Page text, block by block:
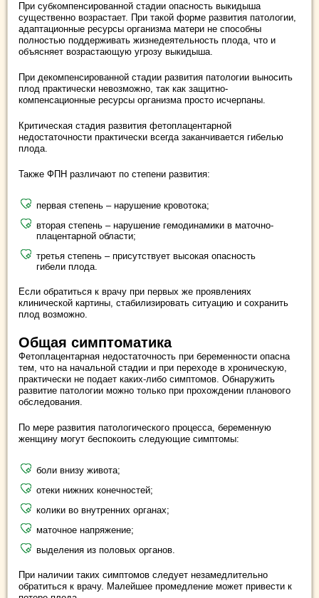
При субкомпенсированной стадии опасность выкидыша
существенно возрастает. При такой форме развития патологии,
адаптационные ресурсы организма матери не способны
полностью поддерживать жизнедеятельность плода, что и
объясняет возрастающую угрозу выкидыша.
При декомпенсированной стадии развития патологии выносить
плод практически невозможно, так как защитно-
компенсационные ресурсы организма просто исчерпаны.
Критическая стадия развития фетоплацентарной
недостаточности практически всегда заканчивается гибелью
плода.
Также ФПН различают по степени развития:
первая степень – нарушение кровотока;
вторая степень – нарушение гемодинамики в маточно-
плацентарной области;
третья степень – присутствует высокая опасность
гибели плода.
Если обратиться к врачу при первых же проявлениях
клинической картины, стабилизировать ситуацию и сохранить
плод возможно.
Общая симптоматика
Фетоплацентарная недостаточность при беременности опасна
тем, что на начальной стадии и при переходе в хроническую,
практически не подает каких-либо симптомов. Обнаружить
развитие патологии можно только при прохождении планового
обследования.
По мере развития патологического процесса, беременную
женщину могут беспокоить следующие симптомы:
боли внизу живота;
отеки нижних конечностей;
колики во внутренних органах;
маточное напряжение;
выделения из половых органов.
При наличии таких симптомов следует незамедлительно
обратиться к врачу. Малейшее промедление может привести к